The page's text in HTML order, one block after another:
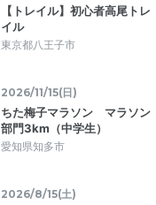
【トレイル】初心者高尾トレ
イル
東京都八王子市
2026/11/15(日)
ちた梅子マラソン マラソン
部門3km（中学生）
愛知県知多市
2026/8/15(土)